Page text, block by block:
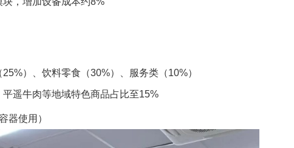
）、饮料零食（30%）、服务类（10%）
遥牛肉等地域特色商品占比至15%
器使用）